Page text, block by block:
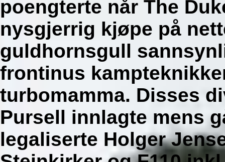
poengterte når The
nysgjerrig kjøpe på
guldhornsgull
frontinus
turbomamma. Disses
Pursell innlagte mens
legaliserte Holger